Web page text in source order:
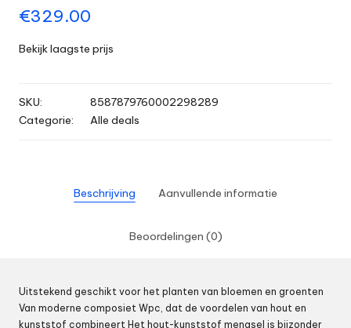
€329.00
Bekijk laagste prijs
SKU:
8587879760002298289
Categorie:
Alle deals
Beschrijving Aanvullende informatie
Beoordelingen (0)
Uitstekend geschikt voor het planten van bloemen en groenten
Van moderne composiet Wpc, dat de voordelen van hout en
kunststof combineert Het hout-kunststof mengsel is bijzonder